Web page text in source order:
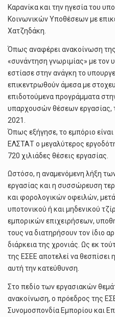
Καρανίκα και την ηγεσία του
Κοινωνικών Υποθέσεων με
Χατζηδάκη.
Όπως αναφέρει ανακοίνωση
«συνάντηση γνωριμίας» με τον
εστίασε στην ανάγκη το
επικεντρωθούν άμεσα με
επιδοτούμενα προγράμματα
υπαρχουσών θέσεων εργασίας,
2021.
Όπως εξήγησε, το εμπόριο
ΕΛΣΤΑΤ ο μεγαλύτερος
720 χιλιάδες θέσεις εργασίας.
Ωστόσο, η αναμενόμενη λήξη
εργασίας και η συσσώρευση
και φορολογικών οφειλών,
υποτονικού ή και μηδενικού
εμπορικών επιχειρήσεων,
τους να διατηρήσουν τον ίδιο
διάρκεια της χρονιάς. Ως εκ
της ΕΣΕΕ αποτελεί να θεσπίσει
αυτή την κατεύθυνση.
Στο πεδίο των εργασιακών
ανακοίνωση, ο πρόεδρος της
Συνομοσπονδία Εμπορίου και